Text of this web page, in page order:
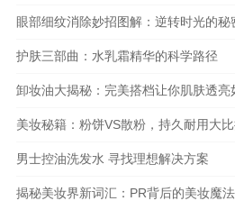
眼部细纹消除妙招图解：逆转时光的秘
护肤三部曲：水乳霜精华的科学路径
卸妆油大揭秘：完美搭档让你肌肤透亮
美妆秘籍：粉饼VS散粉，持久耐用大比
男士控油洗发水 寻找理想解决方案
揭秘美妆界新词汇：PR背后的美妆魔